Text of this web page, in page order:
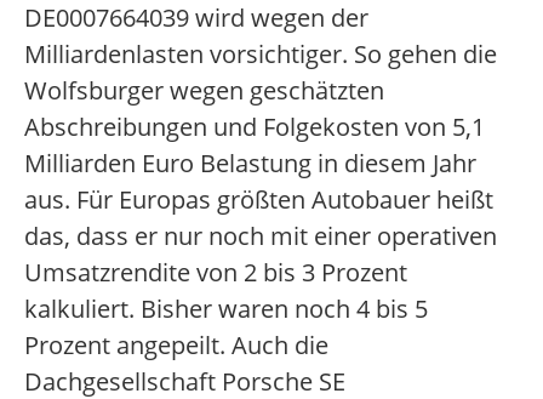
DE0007664039 wird wegen der
Milliardenlasten vorsichtiger. So gehen die
Wolfsburger wegen geschätzten
Abschreibungen und Folgekosten von 5,1
Milliarden Euro Belastung in diesem Jahr
aus. Für Europas größten Autobauer heißt
das, dass er nur noch mit einer operativen
Umsatzrendite von 2 bis 3 Prozent
kalkuliert. Bisher waren noch 4 bis 5
Prozent angepeilt. Auch die
Dachgesellschaft Porsche SE